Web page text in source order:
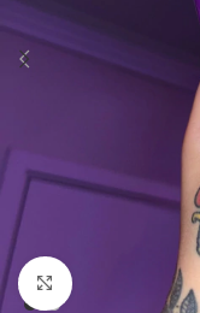
Clique para ampliar